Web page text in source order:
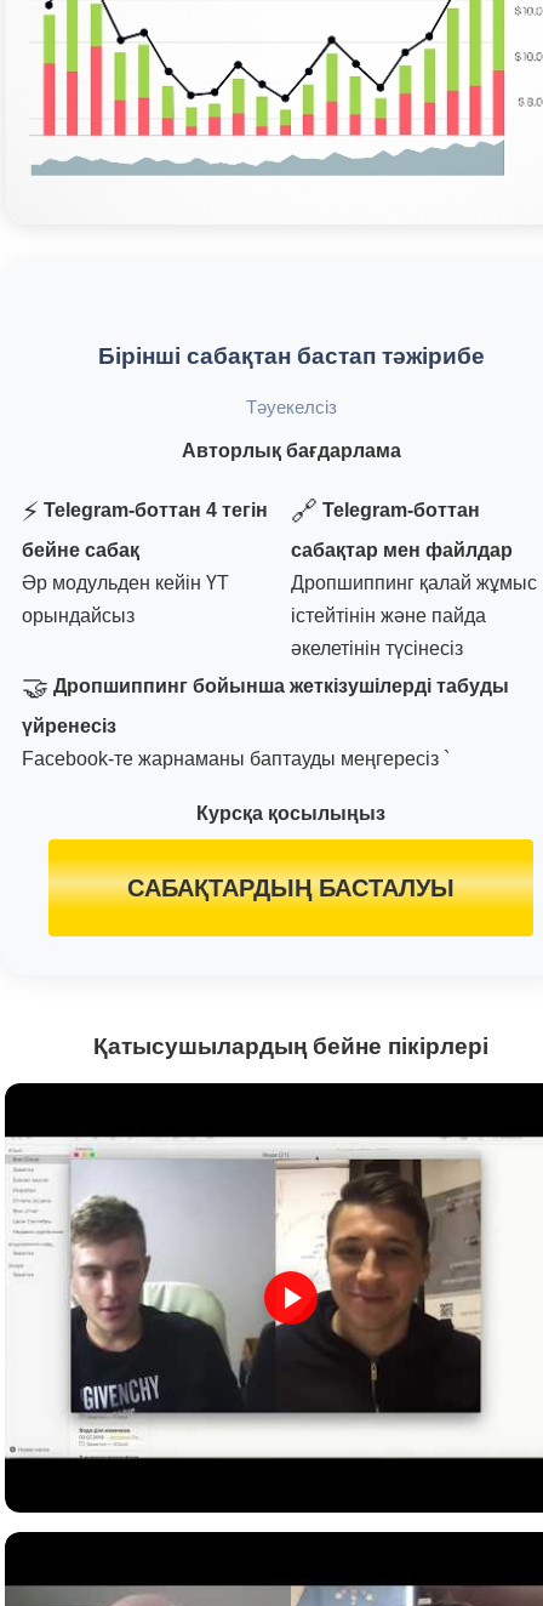
Бірінші сабақтан бастап тәжірибе
Тәуекелсіз
Авторлық бағдарлама
⚡ Telegram-боттан 4 тегін
бейне сабақ
Әр модульден кейін ҮТ
орындайсыз
🔗 Telegram-боттан
сабақтар мен файлдар
Дропшиппинг қалай жұмыс
істейтінін және пайда
әкелетінін түсінесіз
🤝 Дропшиппинг бойынша жеткізушілерді табуды
үйренесіз
Facebook-те жарнаманы баптауды меңгересіз `
Курсқа қосылыңыз
САБАҚТАРДЫҢ БАСТАЛУЫ
Қатысушылардың бейне пікірлері